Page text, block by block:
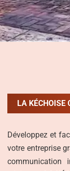
LA KÉCHOISE
Développez et
votre entreprise
communication